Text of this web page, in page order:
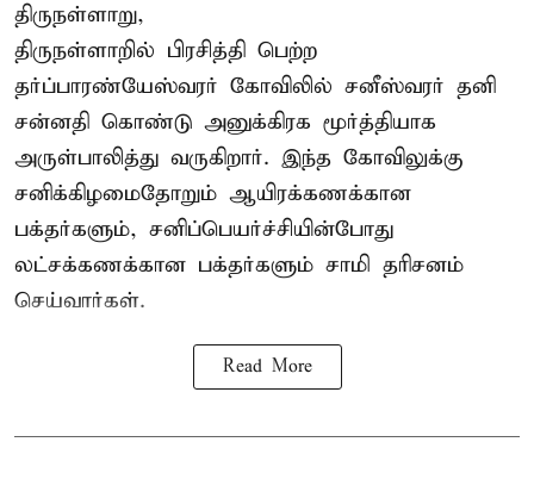
திருநள்ளாறு,
திருநள்ளாறில் பிரசித்தி பெற்ற
தர்ப்பாரண்யேஸ்வரர் கோவிலில் சனீஸ்வரர் தனி
சன்னதி கொண்டு அனுக்கிரக மூர்த்தியாக
அருள்பாலித்து வருகிறார். இந்த கோவிலுக்கு
சனிக்கிழமைதோறும் ஆயிரக்கணக்கான
பக்தர்களும், சனிப்பெயர்ச்சியின்போது
லட்சக்கணக்கான பக்தர்களும் சாமி தரிசனம்
செய்வார்கள்.
Read More